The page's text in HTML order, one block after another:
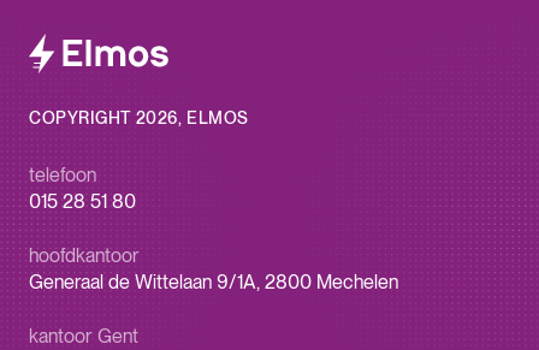
COPYRIGHT 2026, ELMOS
telefoon
015 28 51 80
hoofdkantoor
Generaal de Wittelaan 9/1A, 2800 Mechelen
kantoor Gent